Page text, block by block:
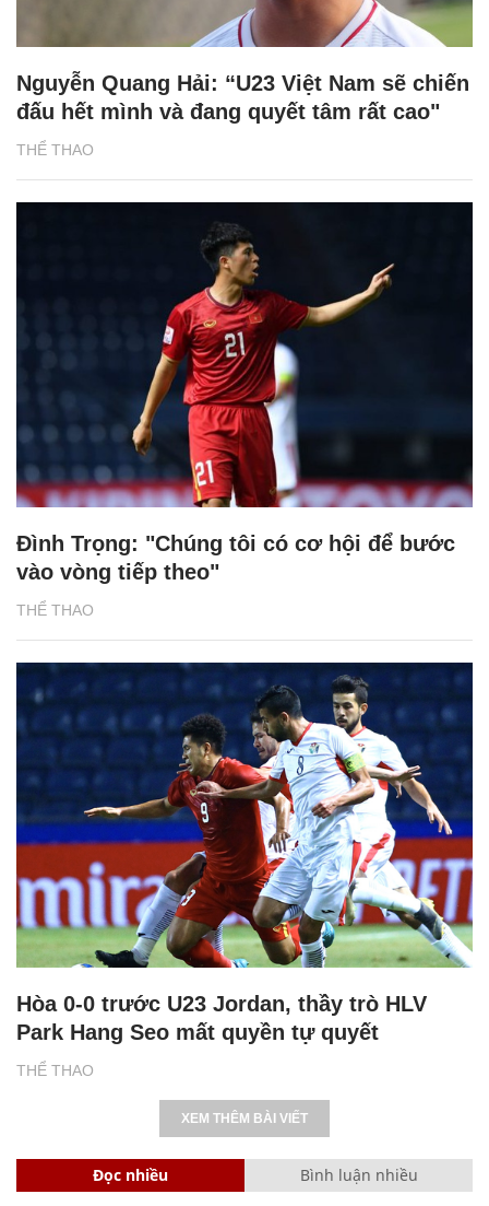
THỂ THAO
Nguyễn Quang Hải: “U23 Việt Nam sẽ chiến
đấu hết mình và đang quyết tâm rất cao"
THỂ THAO
Đình Trọng: "Chúng tôi có cơ hội để bước
vào vòng tiếp theo"
THỂ THAO
Hòa 0-0 trước U23 Jordan, thầy trò HLV
Park Hang Seo mất quyền tự quyết
XEM THÊM BÀI VIẾT
Đọc nhiều Bình luận nhiều